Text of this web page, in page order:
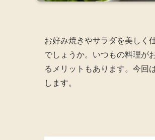
お好み焼きやサラダを美しく
でしょうか。いつもの料理が
るメリットもあります。今回
します。